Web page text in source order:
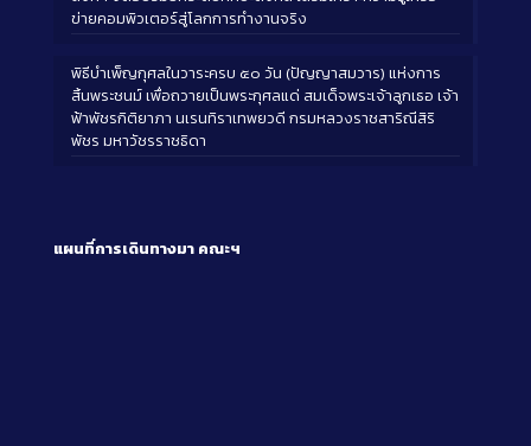
ข่ายคอมพิวเตอร์สู่โลกการทำงานจริง
พิธีบำเพ็ญกุศลในวาระครบ ๕๐ วัน (ปัญญาสมวาร) แห่งการ
สิ้นพระชนม์ เพื่อถวายเป็นพระกุศลแด่ สมเด็จพระเจ้าลูกเธอ เจ้า
ฟ้าพัชรกิติยาภา นเรนทิราเทพยวดี กรมหลวงราชสาริณีสิริ
พัชร มหาวัชรราชธิดา
แผนที่การเดินทางมา คณะฯ